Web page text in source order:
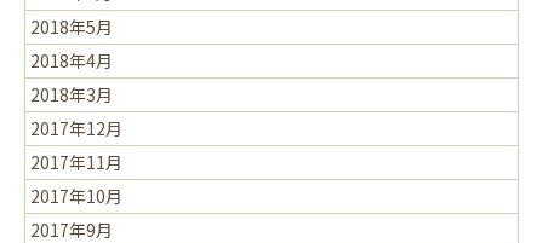
2018年5月
2018年4月
2018年3月
2017年12月
2017年11月
2017年10月
2017年9月